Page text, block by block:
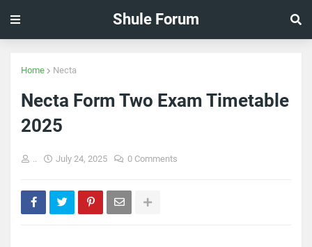
Shule Forum
Home Necta
Necta Form Two Exam Timetable
2025
.. July 24, 2025 0 Comments